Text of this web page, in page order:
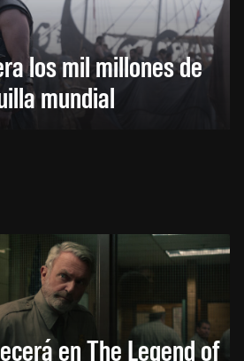
los mil millones de
mundial
en The Legend of